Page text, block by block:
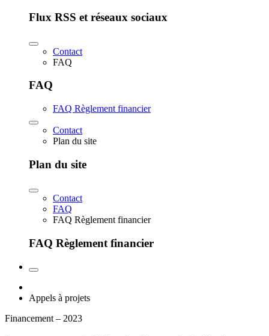
Flux RSS et réseaux sociaux
Contact
FAQ
FAQ
FAQ Règlement financier
Contact
Plan du site
Plan du site
Contact
FAQ
FAQ Règlement financier
FAQ Règlement financier
Appels à projets
Financement – 2023